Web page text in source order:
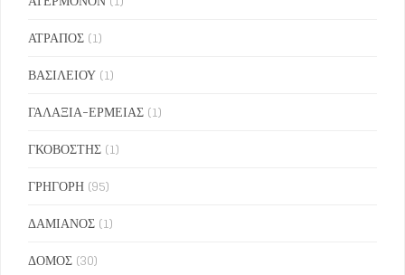
ΑΤΡΑΠΟΣ (1)
ΒΑΣΙΛΕΙΟΥ (1)
ΓΑΛΑΞΙΑ-ΕΡΜΕΙΑΣ (1)
ΓΚΟΒΟΣΤΗΣ (1)
ΓΡΗΓΟΡΗ (95)
ΔΑΜΙΑΝΟΣ (1)
ΔΟΜΟΣ (30)